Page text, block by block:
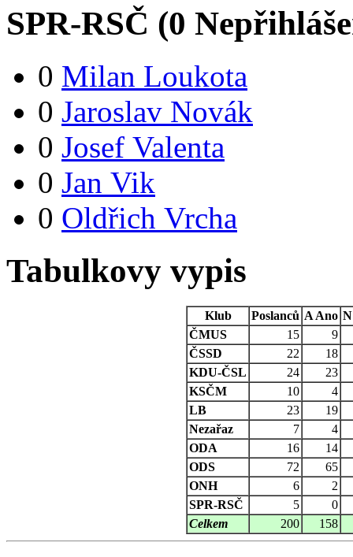
SPR-RSČ (0
0 Milan Loukota
0 Jaroslav Novák
0 Josef Valenta
0 Jan Vik
0 Oldřich Vrcha
Tabulkovy vypis
Klub Poslanců A Ano N
ČMUS
15
9
ČSSD
22
18
KDU-ČSL
24
23
KSČM
10
4
LB
23
19
Nezařaz
7
4
ODA
16
14
ODS
72
65
ONH
6
2
SPR-RSČ
5
0
Celkem
200 158